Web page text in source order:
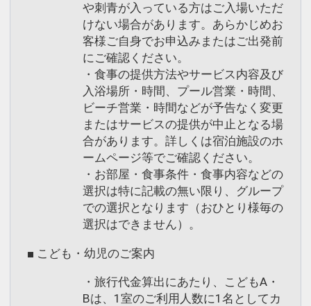
や刺青が入っている方はご入場いただ
けない場合があります。あらかじめお
客様ご自身でお申込みまたはご出発前
にご確認ください。
・食事の提供方法やサービス内容及び
入浴場所・時間、プール営業・時間、
ビーチ営業・時間などが予告なく変更
またはサービスの提供が中止となる場
合があります。詳しくは宿泊施設のホ
ームページ等でご確認ください。
・お部屋・食事条件・食事内容などの
選択は特に記載の無い限り、グループ
での選択となります（おひとり様毎の
選択はできません）。
■ こども・幼児のご案内
・旅行代金算出にあたり、こどもA・
Bは、1室のご利用人数に1名としてカ